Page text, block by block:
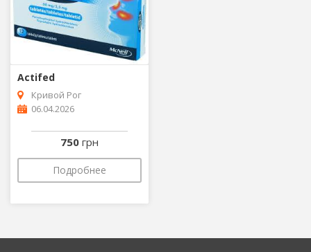
Actifed
Кривой Рог
06.04.2026
750 грн
Подробнее